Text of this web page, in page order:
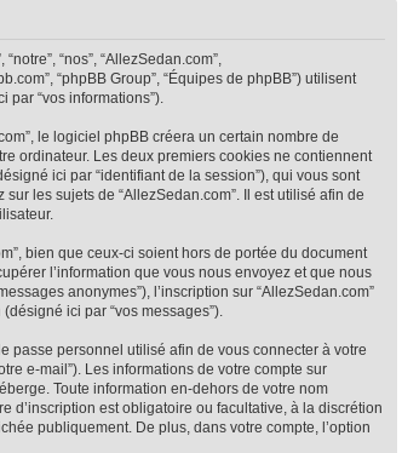
“nos”, “AllezSedan.com”,
“phpBB Group”, “Équipes de phpBB”) utilisent
par “vos informations”).
le logiciel phpBB créera un certain nombre de
ordinateur. Les deux premiers cookies ne contiennent
ici par “identifiant de la session”), qui vous sont
les sujets de “AllezSedan.com”. Il est utilisé afin de
bien que ceux-ci soient hors de portée du document
l’information que vous nous envoyez et que nous
anonymes”), l’inscription sur “AllezSedan.com”
ici par “vos messages”).
passe personnel utilisé afin de vous connecter à votre
e-mail”). Les informations de votre compte sur
Toute information en-dehors de votre nom
d’inscription est obligatoire ou facultative, à la discrétion
publiquement. De plus, dans votre compte, l’option